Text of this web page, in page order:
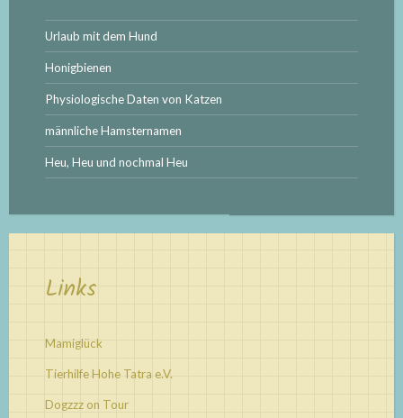
Urlaub mit dem Hund
Honigbienen
Physiologische Daten von Katzen
männliche Hamsternamen
Heu, Heu und nochmal Heu
Links
Mamiglück
Tierhilfe Hohe Tatra e.V.
Dogzzz on Tour